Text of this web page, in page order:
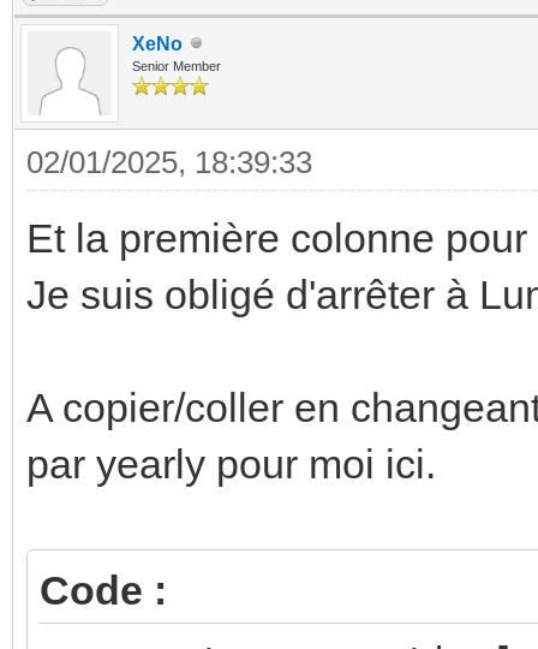
- type:
horizontal:
cards:
- type:
card
primary: '{{
layout:
secondary:
icon:
XeNo
Senior Member
02/01/2025, 18:39:33
Et la première colonne
Je suis obligé d'arrêter à
A copier/coller en
par yearly pour moi ici.
Code :